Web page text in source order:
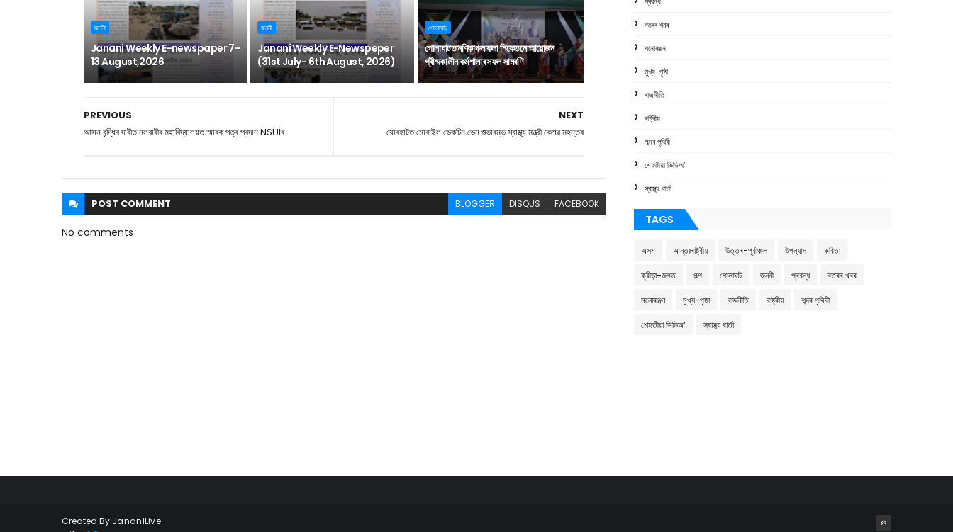
জননী
Janani Weekly E-newspaper 7-
13 August,2026
জননী
Janani Weekly E-Newspeper
(31st July- 6th August, 2026)
গোলাঘাট
গোলাঘাটত মণিকাঞ্চন কলা নিকেতনে আয়োজন
গ্ৰীষ্মকালীন কৰ্মশালাৰ সফল সামৰণি
NEXT
যোৰহাটত মোবাইল ভেকচিন ভেন শুভাৰম্ভ স্বাস্থ্য মন্ত্রী কেশৱ মহন্তৰ
PREVIOUS
আসন বৃদ্ধিৰ দাবীত নলবাৰীৰ মহাবিদ্যালয়ত স্মাৰক পত্ৰ প্ৰদান NSUIৰ
POST COMMENT BLOGGER DISQUS FACEBOOK
No comments
বতৰৰ খবৰ
মনোৰঞ্জন
মুখ্য-পৃষ্ঠা
ৰাজনীতি
ৰাষ্ট্ৰীয়
শব্দৰ পৃথিবী
শেহতীয়া ভিডিঅ’
স্বাস্থ্য বাৰ্তা
TAGS
অসম আন্তঃৰাষ্ট্ৰীয় উত্তৰ-পূৰ্বাঞ্চল উপন্যাস কবিতা
ক্রীড়া-জগত গল্প গোলাঘাট জননী প্ৰবন্ধ বতৰৰ খবৰ
মনোৰঞ্জন মুখ্য-পৃষ্ঠা ৰাজনীতি ৰাষ্ট্ৰীয় শব্দৰ পৃথিবী
শেহতীয়া ভিডিঅ’ স্বাস্থ্য বাৰ্তা
Created By JananiLive